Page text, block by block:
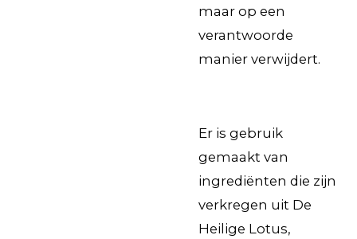
maar op een
verantwoorde
manier verwijdert.
Er is gebruik
gemaakt van
ingrediënten die zijn
verkregen uit De
Heilige Lotus,